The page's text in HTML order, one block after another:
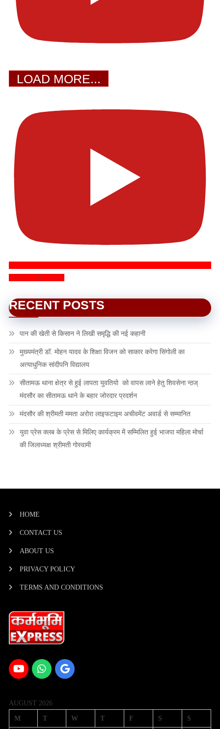
LOAD MORE...
SUBSCRIBE NOW
RECENT POSTS
पान की खेती से किसान ने लिखी समृद्धि की नई कहानी
मुख्यमंत्री डॉ. मोहन यादव के शिक्षा विजन को साकार करेगा सिंगोली का
अत्याधुनिक सांदीपनि विद्यालय
सीतामऊ थाना क्षेत्र से हुई लापता युवतियो को वापस लाने हेतु शिवसेना न्ठज्
मंदसौर का सीतामऊ थाने के बहार जोरदार प्रदर्शन
मंदसौर की श्रीमती ममता अरोरा लाइफटाइम अचीवमेंट अवार्ड से सम्मानित
युवा प्रेस क्लब के प्रेस से मिलिए कार्यक्रम में सम्मिलित हुई भाजपा महिला मोर्चा
की जिलाध्यक्ष श्रीमती गोस्वामी
HOME
CONTACT US
ABOUT US
PRIVACY POLICY
TERMS AND CONDITIONS
AUGUST 2026
M T W T F S S